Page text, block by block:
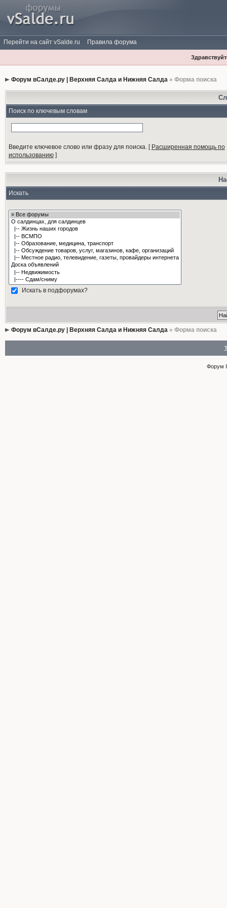
Перейти на сайт vSalde.ru Правила форума
Форум вСалде.ру | Верхняя Салда и Нижняя Салда» Форма поиска
Поиск по ключевым словам
Введите ключевое слово или фразу для поиска.[ Расширенная помощь по
использованию]
Искать
Искать в подфорумах?
Форум вСалде.ру | Верхняя Салда и Нижняя Салда» Форма поиска
Форум